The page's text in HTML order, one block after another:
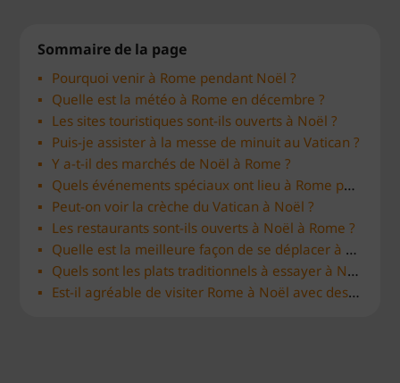
Sommaire de la page
Pourquoi venir à Rome pendant Noël ?
Quelle est la météo à Rome en décembre ?
Les sites touristiques sont-ils ouverts à Noël ?
Puis-je assister à la messe de minuit au Vatican ?
Y a-t-il des marchés de Noël à Rome ?
Quels événements spéciaux ont lieu à Rome pendant Noël ?
Peut-on voir la crèche du Vatican à Noël ?
Les restaurants sont-ils ouverts à Noël à Rome ?
Quelle est la meilleure façon de se déplacer à Rome pendant Noël ?
Quels sont les plats traditionnels à essayer à Noël à Rome ?
Est-il agréable de visiter Rome à Noël avec des enfants ?